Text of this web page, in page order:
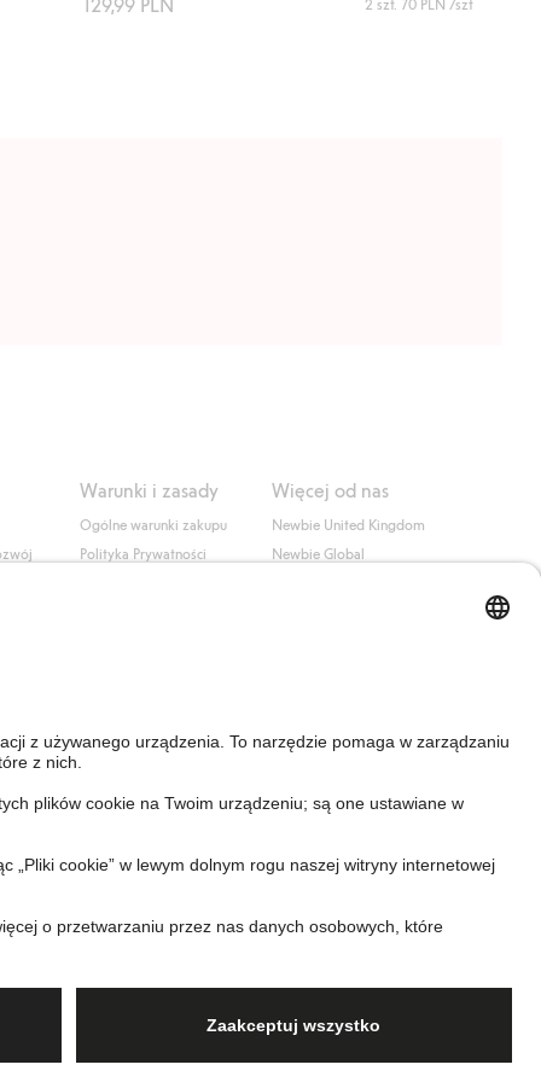
2 szt. 70 PLN /szt
Warunki i zasady
Ogólne warunki zakupu
Polityka Prywatności
Więcej od nas
Newbie United Kingdom
Newbie Global